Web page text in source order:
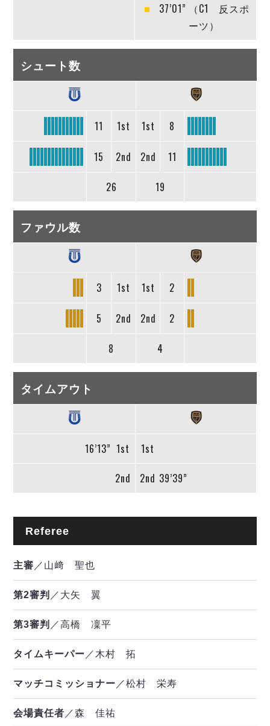
37’01”
（C1 反スポ
ーツ）
シュート数
11 1st 1st 8
15 2nd 2nd 11
26 19
ファウル数
3 1st 1st 2
5 2nd 2nd 2
8 4
タイムアウト
16’13” 1st 1st
2nd 2nd 39’39”
Referee
主審 ／山﨑 聖也
第2審判 ／大矢 翼
第3審判 ／高橋 凜平
タイムキーパー ／木村 拓
マッチコミッショナー ／松村 栄寿
会場責任者 ／森 佳祐